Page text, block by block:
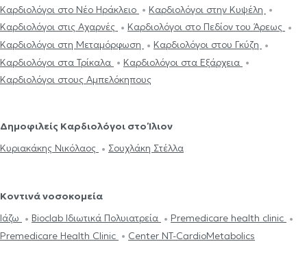
Καρδιολόγοι στο Νέο Ηράκλειο
Καρδιολόγοι στην Κυψέλη
Καρδιολόγοι στις Αχαρνές
Καρδιολόγοι στο Πεδίον του Άρεως
Καρδιολόγοι στη Μεταμόρφωση
Καρδιολόγοι στου Γκύζη
Καρδιολόγοι στα Τρίκαλα
Καρδιολόγοι στα Εξάρχεια
Καρδιολόγοι στους Αμπελόκηπους
Δημοφιλείς Καρδιολόγοι στο Ίλιον
Κυριακάκης Νικόλαος
Σουχλάκη Στέλλα
Κοντινά νοσοκομεία
Ιάζω
Bioclab Ιδιωτικά Πολυιατρεία
Premedicare health clinic
Premedicare Health Clinic
Center NT-CardioMetabolics